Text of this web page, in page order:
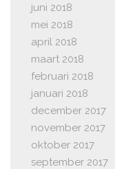
juni 2018
mei 2018
april 2018
maart 2018
februari 2018
januari 2018
december 2017
november 2017
oktober 2017
september 2017